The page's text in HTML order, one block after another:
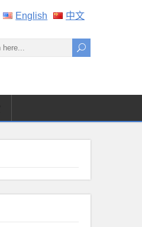
English 中文